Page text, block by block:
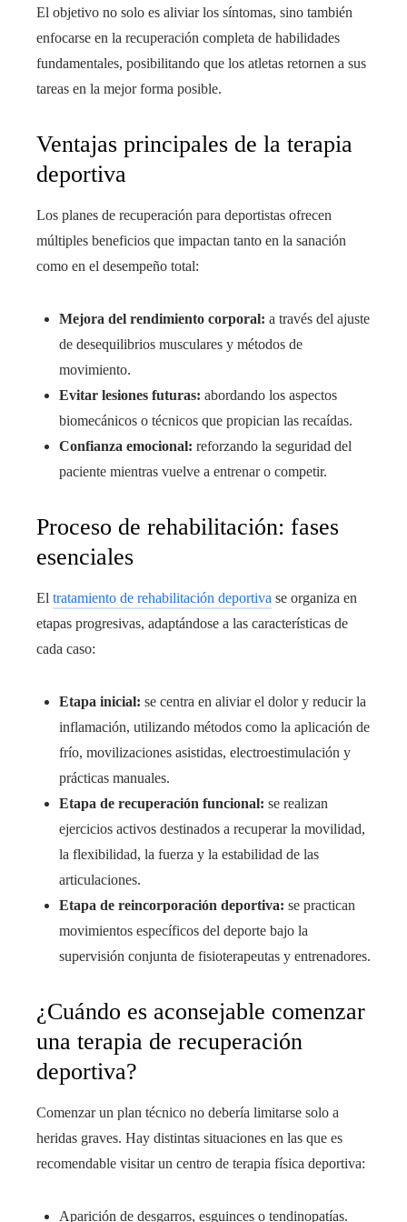
El objetivo no solo es aliviar los síntomas, sino también
enfocarse en la recuperación completa de habilidades
fundamentales, posibilitando que los atletas retornen a sus
tareas en la mejor forma posible.
Ventajas principales de la terapia
deportiva
Los planes de recuperación para deportistas ofrecen
múltiples beneficios que impactan tanto en la sanación
como en el desempeño total:
Mejora del rendimiento corporal: a través del ajuste
de desequilibrios musculares y métodos de
movimiento.
Evitar lesiones futuras: abordando los aspectos
biomecánicos o técnicos que propician las recaídas.
Confianza emocional: reforzando la seguridad del
paciente mientras vuelve a entrenar o competir.
Proceso de rehabilitación: fases
esenciales
El tratamiento de rehabilitación deportiva se organiza en
etapas progresivas, adaptándose a las características de
cada caso:
Etapa inicial: se centra en aliviar el dolor y reducir la
inflamación, utilizando métodos como la aplicación de
frío, movilizaciones asistidas, electroestimulación y
prácticas manuales.
Etapa de recuperación funcional: se realizan
ejercicios activos destinados a recuperar la movilidad,
la flexibilidad, la fuerza y la estabilidad de las
articulaciones.
Etapa de reincorporación deportiva: se practican
movimientos específicos del deporte bajo la
supervisión conjunta de fisioterapeutas y entrenadores.
¿Cuándo es aconsejable comenzar
una terapia de recuperación
deportiva?
Comenzar un plan técnico no debería limitarse solo a
heridas graves. Hay distintas situaciones en las que es
recomendable visitar un centro de terapia física deportiva:
Aparición de desgarros, esguinces o tendinopatías.